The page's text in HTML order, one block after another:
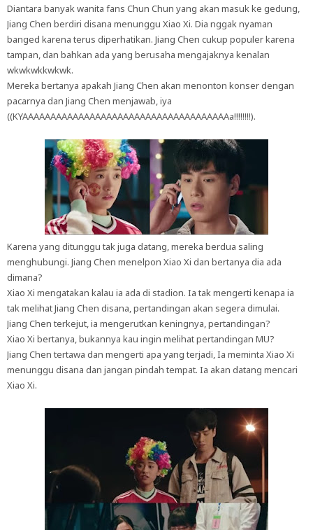
Diantara banyak wanita fans Chun Chun yang akan masuk ke gedung,
Jiang Chen berdiri disana menunggu Xiao Xi. Dia nggak nyaman
banged karena terus diperhatikan. Jiang Chen cukup populer karena
tampan, dan bahkan ada yang berusaha mengajaknya kenalan
wkwkwkkwkwk.
Mereka bertanya apakah Jiang Chen akan menonton konser dengan
pacarnya dan Jiang Chen menjawab, iya
((KYAAAAAAAAAAAAAAAAAAAAAAAAAAAAAAAAAAAAAa!!!!!!!!).
Karena yang ditunggu tak juga datang, mereka berdua saling
menghubungi. Jiang Chen menelpon Xiao Xi dan bertanya dia ada
dimana?
Xiao Xi mengatakan kalau ia ada di stadion. Ia tak mengerti kenapa ia
tak melihat Jiang Chen disana, pertandingan akan segera dimulai.
Jiang Chen terkejut, ia mengerutkan keningnya, pertandingan?
Xiao Xi bertanya, bukannya kau ingin melihat pertandingan MU?
Jiang Chen tertawa dan mengerti apa yang terjadi, Ia meminta Xiao Xi
menunggu disana dan jangan pindah tempat. Ia akan datang mencari
Xiao Xi.